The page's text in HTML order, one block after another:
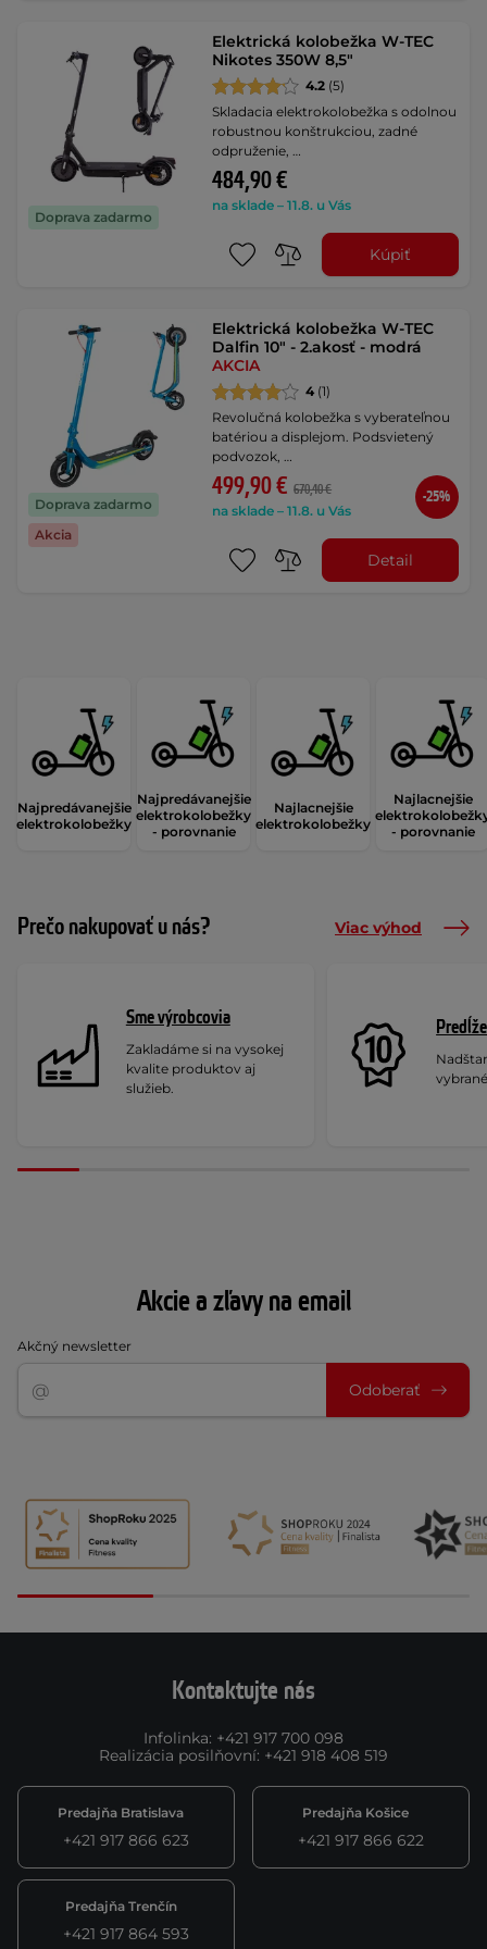
Doprava zadarmo
Elektrická kolobežka W-TEC
Nikotes 350W 8,5"
4.2 (5)
Skladacia elektrokolobežka s odolnou
robustnou konštrukciou, zadné
odpruženie, …
484,90 €
na sklade – 11.8. u Vás
Kúpiť
Doprava zadarmo
Akcia
Elektrická kolobežka W-TEC
Dalfin 10" - 2.akosť - modrá
AKCIA
4 (1)
Revolučná kolobežka s vyberateľnou
batériou a displejom. Podsvietený
podvozok, …
499,90 € 670,40 €
na sklade – 11.8. u Vás
-25%
Detail
Najpredávanejšie
elektrokolobežky
Najpredávanejšie
elektrokolobežky
- porovnanie
Najlacnejšie
elektrokolobežky
Najlacnejšie
- porovnanie
Prečo nakupovať u nás? Viac výhod
Sme výrobcovia
Zakladáme si na vysokej
kvalite produktov aj
služieb.
Akcie a zľavy na email
Akčný newsletter
Odoberať
Kontaktujte nás
Infolinka: +421 917 700 098
Realizácia posilňovní: +421 918 408 519
Predajňa Bratislava
+421 917 866 623
Predajňa Košice
+421 917 866 622
Predajňa Trenčín
+421 917 864 593